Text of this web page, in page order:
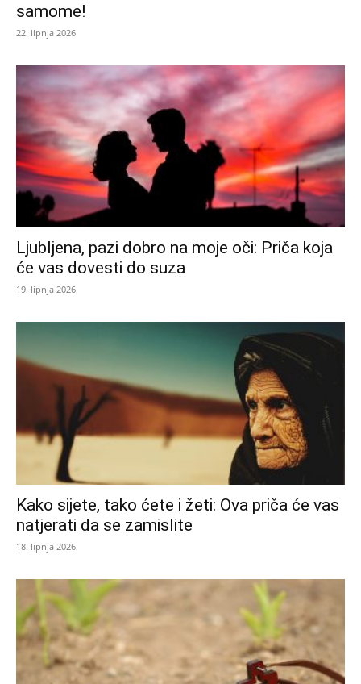
samome!
22. lipnja 2026.
Ljubljena, pazi dobro na moje oči: Priča koja
će vas dovesti do suza
19. lipnja 2026.
Kako sijete, tako ćete i žeti: Ova priča će vas
natjerati da se zamislite
18. lipnja 2026.